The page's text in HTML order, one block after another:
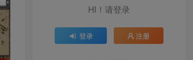
HI！请登录
登录 注册